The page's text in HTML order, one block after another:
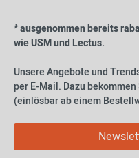
* ausgenommen bereits
wie USM und Lectus.
Unsere Angebote und
per E-Mail. Dazu
(einlösbar ab einem